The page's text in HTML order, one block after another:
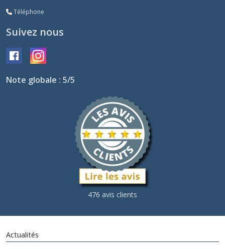
Téléphone
Suivez nous
Note globale : 5/5
476 avis clients
Actualités